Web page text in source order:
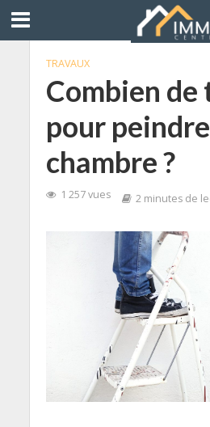
TRAVAUX
Combien de
pour
chambre ?
1 257 vues 2 minutes de